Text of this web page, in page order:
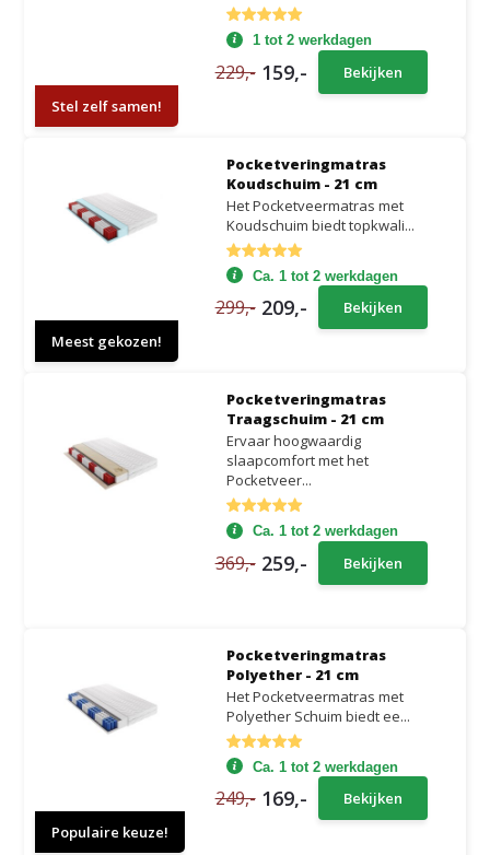
Stel zelf samen!
1 tot 2 werkdagen
229,- 159,- Bekijken
Meest gekozen!
Pocketveringmatras
Koudschuim - 21 cm
Het Pocketveermatras met
Koudschuim biedt topkwali...
Ca. 1 tot 2 werkdagen
299,- 209,- Bekijken
Pocketveringmatras
Traagschuim - 21 cm
Ervaar hoogwaardig
slaapcomfort met het
Pocketveer...
Ca. 1 tot 2 werkdagen
369,- 259,- Bekijken
Populaire keuze!
Pocketveringmatras
Polyether - 21 cm
Het Pocketveermatras met
Polyether Schuim biedt ee...
Ca. 1 tot 2 werkdagen
249,- 169,- Bekijken